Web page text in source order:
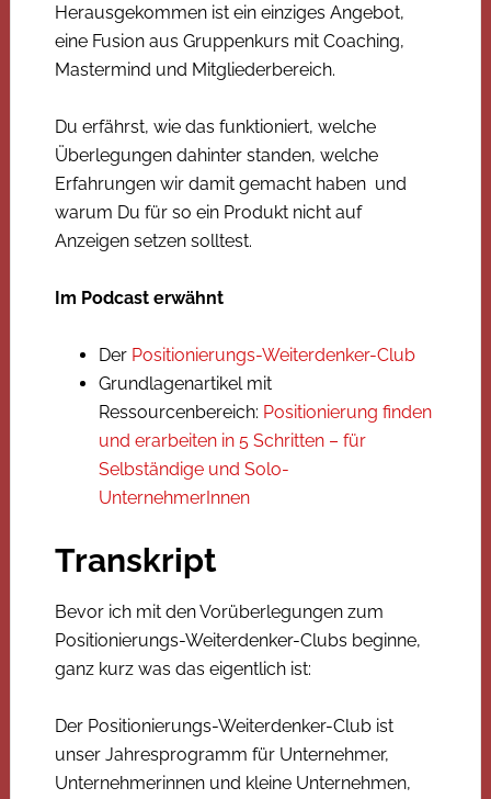
Herausgekommen ist ein einziges Angebot,
eine Fusion aus Gruppenkurs mit Coaching,
Mastermind und Mitgliederbereich.
Du erfährst, wie das funktioniert, welche
Überlegungen dahinter standen, welche
Erfahrungen wir damit gemacht haben und
warum Du für so ein Produkt nicht auf
Anzeigen setzen solltest.
Im Podcast erwähnt
Der Positionierungs-Weiterdenker-Club
Grundlagenartikel mit
Ressourcenbereich: Positionierung finden
und erarbeiten in 5 Schritten – für
Selbständige und Solo-
UnternehmerInnen
Transkript
Bevor ich mit den Vorüberlegungen zum
Positionierungs-Weiterdenker-Clubs beginne,
ganz kurz was das eigentlich ist:
Der Positionierungs-Weiterdenker-Club ist
unser Jahresprogramm für Unternehmer,
Unternehmerinnen und kleine Unternehmen,